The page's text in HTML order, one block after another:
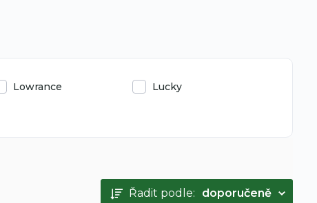
Lowrance
Lucky
Řadit podle: doporučeně